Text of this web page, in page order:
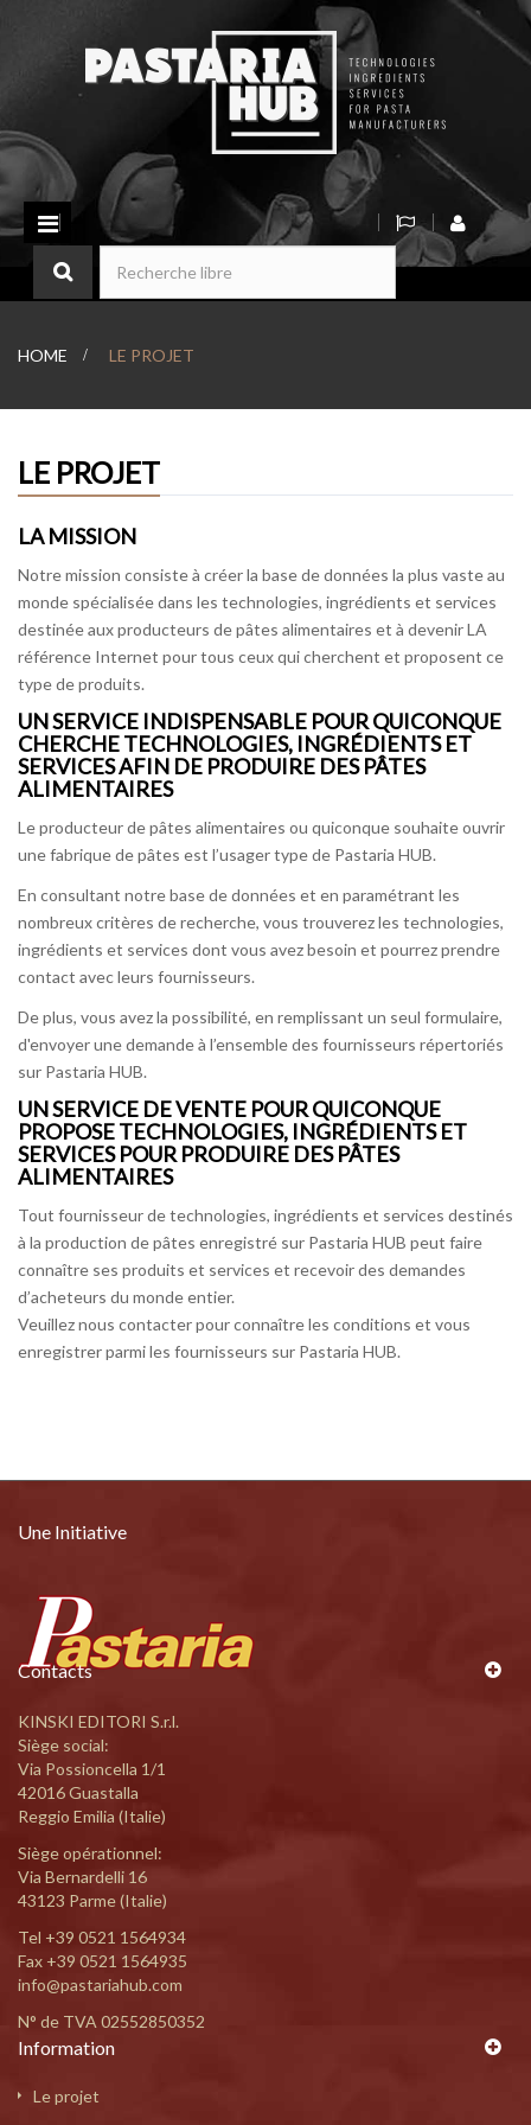
Basculer
la
navigation
HOME > LE PROJET
LE PROJET
LA MISSION
Notre mission consiste à créer la base de données la plus vaste au
monde spécialisée dans les technologies, ingrédients et services
destinée aux producteurs de pâtes alimentaires et à devenir LA
référence Internet pour tous ceux qui cherchent et proposent ce
type de produits.
UN SERVICE INDISPENSABLE POUR QUICONQUE
CHERCHE TECHNOLOGIES, INGRÉDIENTS ET
SERVICES AFIN DE PRODUIRE DES PÂTES
ALIMENTAIRES
Le producteur de pâtes alimentaires ou quiconque souhaite ouvrir
une fabrique de pâtes est l’usager type de Pastaria HUB.
En consultant notre base de données et en paramétrant les
nombreux critères de recherche, vous trouverez les technologies,
ingrédients et services dont vous avez besoin et pourrez prendre
contact avec leurs fournisseurs.
De plus, vous avez la possibilité, en remplissant un seul formulaire,
d'envoyer une demande à l’ensemble des fournisseurs répertoriés
sur Pastaria HUB.
UN SERVICE DE VENTE POUR QUICONQUE
PROPOSE TECHNOLOGIES, INGRÉDIENTS ET
SERVICES POUR PRODUIRE DES PÂTES
ALIMENTAIRES
Tout fournisseur de technologies, ingrédients et services destinés
à la production de pâtes enregistré sur Pastaria HUB peut faire
connaître ses produits et services et recevoir des demandes
d’acheteurs du monde entier.
Veuillez nous contacter pour connaître les conditions et vous
enregistrer parmi les fournisseurs sur Pastaria HUB.
Une Initiative
Contacts
KINSKI EDITORI S.r.l.
Siège social:
Via Possioncella 1/1
42016 Guastalla
Reggio Emilia (Italie)
Siège opérationnel:
Via Bernardelli 16
43123 Parme (Italie)
Tel +39 0521 1564934
Fax +39 0521 1564935
info@pastariahub.com
N° de TVA 02552850352
Information
Le projet